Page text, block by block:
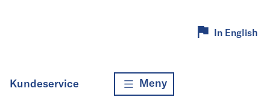
In English
Kundeservice Meny